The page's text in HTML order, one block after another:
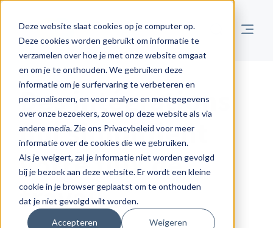
Deze website slaat cookies op je computer op.
Deze cookies worden gebruikt om informatie te
verzamelen over hoe je met onze website omgaat
en om je te onthouden. We gebruiken deze
informatie om je surfervaring te verbeteren en
personaliseren, en voor analyse en meetgegevens
over onze bezoekers, zowel op deze website als via
andere media. Zie ons Privacybeleid voor meer
informatie over de cookies die we gebruiken.
Als je weigert, zal je informatie niet worden gevolgd
bij je bezoek aan deze website. Er wordt een kleine
cookie in je browser geplaatst om te onthouden
dat je niet gevolgd wilt worden.
Accepteren Weigeren
Des intégrations
qui simplifient
votre flux de
travail